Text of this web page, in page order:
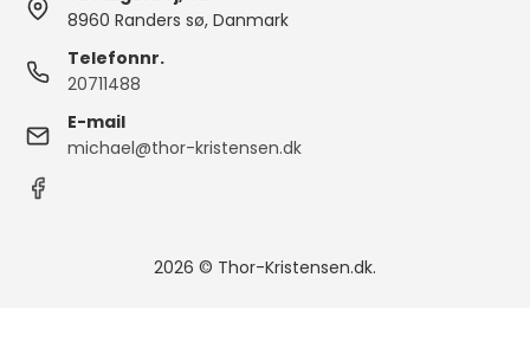
8960 Randers sø, Danmark
Telefonnr.
20711488
E-mail
michael@thor-kristensen.dk
2026 © Thor-Kristensen.dk.